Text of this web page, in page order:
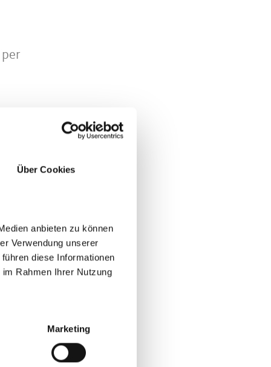
Über Cookies
anbieten zu können
Verwendung unserer
diese Informationen
Rahmen Ihrer Nutzung
Marketing